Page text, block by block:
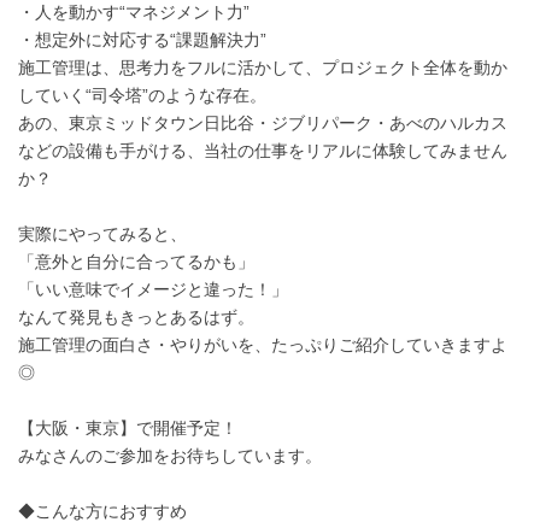
・人を動かす“マネジメント力”
・想定外に対応する“課題解決力”
施工管理は、思考力をフルに活かして、プロジェクト全体を動か
していく“司令塔”のような存在。
あの、東京ミッドタウン日比谷・ジブリパーク・あべのハルカス
などの設備も手がける、当社の仕事をリアルに体験してみません
か？
実際にやってみると、
「意外と自分に合ってるかも」
「いい意味でイメージと違った！」
なんて発見もきっとあるはず。
施工管理の面白さ・やりがいを、たっぷりご紹介していきますよ
◎
【大阪・東京】で開催予定！
みなさんのご参加をお待ちしています。
◆こんな方におすすめ